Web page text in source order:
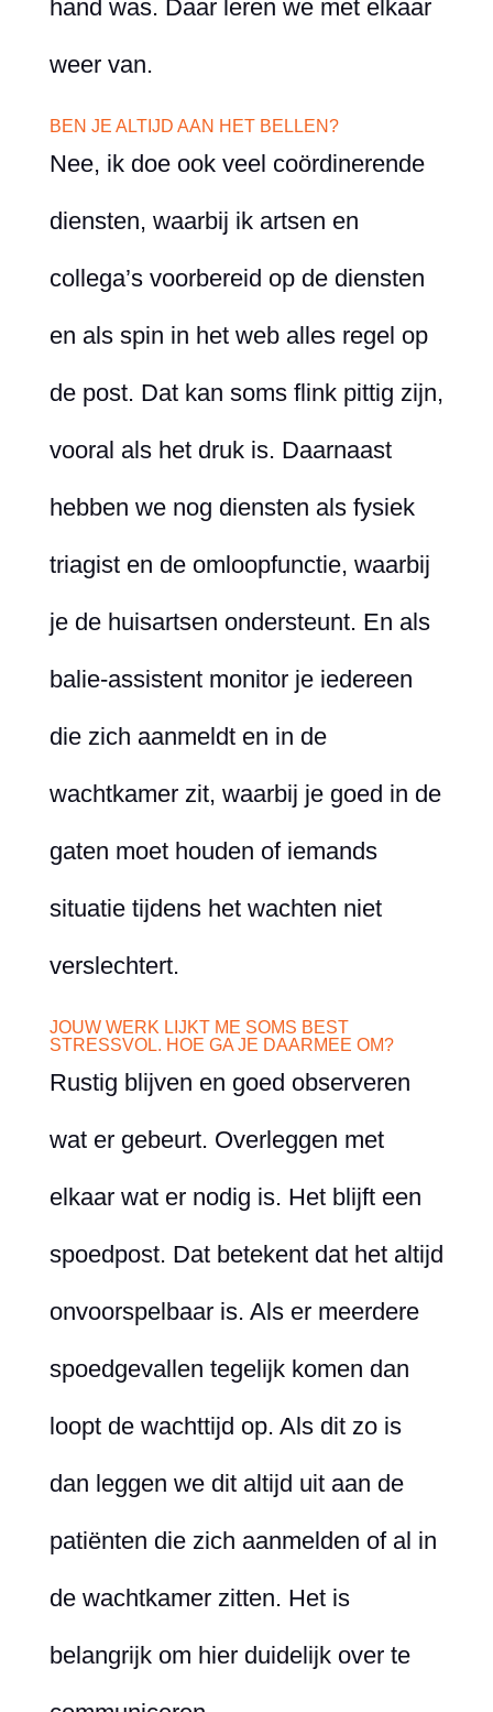
hand was. Daar leren we met elkaar
weer van.
BEN JE ALTIJD AAN HET BELLEN?
Nee, ik doe ook veel coördinerende
diensten, waarbij ik artsen en
collega’s voorbereid op de diensten
en als spin in het web alles regel op
de post. Dat kan soms flink pittig zijn,
vooral als het druk is. Daarnaast
hebben we nog diensten als fysiek
triagist en de omloopfunctie, waarbij
je de huisartsen ondersteunt. En als
balie-assistent monitor je iedereen
die zich aanmeldt en in de
wachtkamer zit, waarbij je goed in de
gaten moet houden of iemands
situatie tijdens het wachten niet
verslechtert.
JOUW WERK LIJKT ME SOMS BEST
STRESSVOL. HOE GA JE DAARMEE OM?
Rustig blijven en goed observeren
wat er gebeurt. Overleggen met
elkaar wat er nodig is. Het blijft een
spoedpost. Dat betekent dat het altijd
onvoorspelbaar is. Als er meerdere
spoedgevallen tegelijk komen dan
loopt de wachttijd op. Als dit zo is
dan leggen we dit altijd uit aan de
patiënten die zich aanmelden of al in
de wachtkamer zitten. Het is
belangrijk om hier duidelijk over te